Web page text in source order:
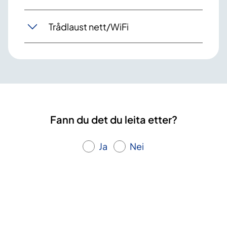
Trådlaust nett/WiFi
Fann du det du leita etter?
Ja Nei